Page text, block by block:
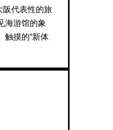
阪代表性的旅
海游馆的象
触摸的“新体